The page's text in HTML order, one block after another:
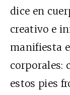
dice en
creativo e
manifiesta
corporales:
estos pies